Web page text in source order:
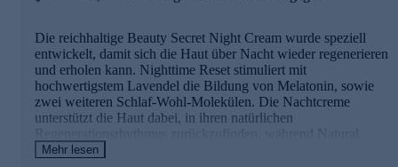
Kann feine Linien glätten und helfen die Hautstruktur zu
Fördert die Hautvitalität und wirkt Müdigkeitsanzeichen
entgegen
Natural Youth Proteins:
Fördert definierte und gestraffte Gesichtskonturen
Kann feine Linien und Fältchen mildern
Wirkt glättend und festigend
Die reichhaltige Beauty Secret Night Cream wurde speziell
entwickelt, damit sich die Haut über Nacht wieder regenerieren
und erholen kann. Nighttime Reset stimuliert mit
hochwertigstem Lavendel die Bildung von Melatonin, sowie
zwei weiteren Schlaf-Wohl-Molekülen. Die Nachtcreme
unterstützt die Haut dabei, in ihren natürlichen
Regenerationsrhythmus zurückzufinden, während Natural
Youth Proteins die Produktion von Kollagen und Fibrillin
Mehr lesen